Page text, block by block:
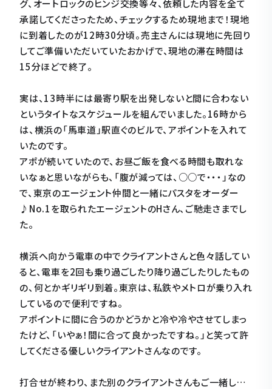
グ、オートロックのヒンジ交換等々、依頼した内容を全て
承諾してくださったため、チェックするため現地まで！現地
に到着したのが12時30分頃。売主さんには現地に先回り
してご準備いただいていたおかげで、現地の滞在時間は
15分ほどで終了。
実は、13時半には最寄り駅を出発しないと間に合わない
というタイトなスケジュールを組んでいました。16時から
は、横浜の「馬車道」駅直ぐのビルで、アポイントを入れて
いたのです。
アポが続いていたので、お昼ご飯を食べる時間も取れな
いなぁと思いながらも、「腹が減っては、○○で・・・」なの
で、東京のエージェント仲間と一緒にパスタをオーダー
♪No.1を取られたエージェントのHさん、ご馳走さまでし
た。
横浜へ向かう電車の中でクライアントさんと色々話してい
ると、電車を2回も乗り過ごしたり降り過ごしたりしたもの
の、何とかギリギリ到着。東京は、私鉄やメトロが乗り入れ
しているので便利ですね。
アポイントに間に合うのかどうかと冷や冷やさせてしまっ
たけど、「いやぁ！間に合って良かったですね。」と笑って許
してくださる優しいクライアントさんなのです。
打合せが終わり、また別のクライアントさんもご一緒し…